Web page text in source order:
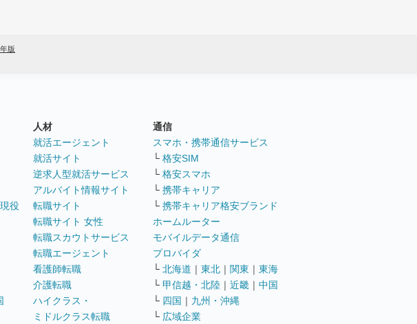
版
役
人材
就活エージェント
就活サイト
逆求人型就活サービス
アルバイト情報サイト
転職サイト
転職サイト 女性
転職スカウトサービス
転職エージェント
看護師転職
介護転職
ハイクラス・
ミドルクラス転職
通信
スマホ・携帯通信サービス
└ 格安SIM
└ 格安スマホ
└ 携帯キャリア
└ 携帯キャリア格安ブランド
ホームルーター
モバイルデータ通信
プロバイダ
└ 北海道 ｜ 東北 ｜ 関東 ｜ 東海
└ 甲信越・北陸 ｜ 近畿 ｜ 中国
└ 四国 ｜ 九州・沖縄
└ 広域企業